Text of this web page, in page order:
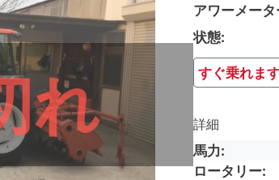
れ
アワーメータ
状態
すぐ乗れま
詳細
馬力
ロータリー